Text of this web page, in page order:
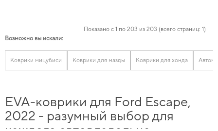
Показано с 1 по 203 из 203 (всего страниц: 1)
Возможно вы искали:
Коврики мицубиси Коврики для мазды Коврики для хонда
EVA-коврики для Ford Escape,
2022 - разумный выбор для